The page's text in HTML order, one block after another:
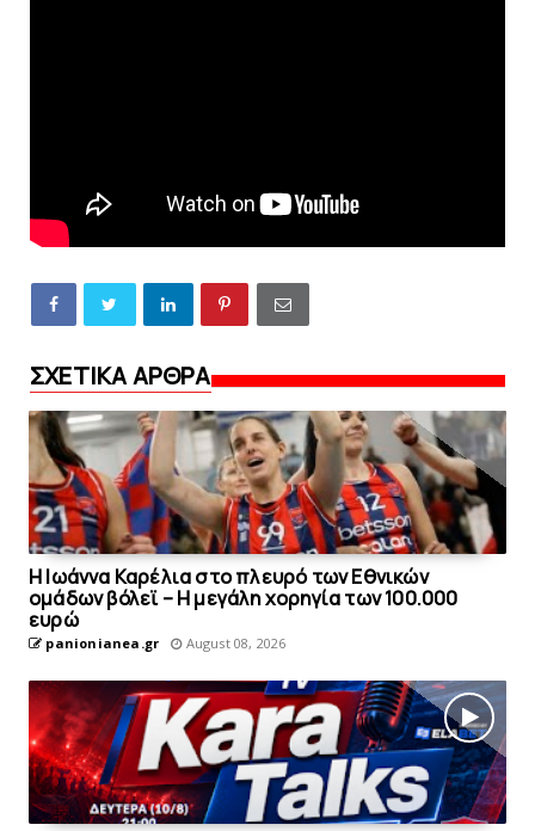
ΣΧΕΤΙΚΑ ΑΡΘΡΑ
Η Ιωάννα Καρέλια στο πλευρό των Εθνικών
ομάδων βόλεϊ – H μεγάλη χορηγία των 100.000
ευρώ
panionianea.gr August 08, 2026